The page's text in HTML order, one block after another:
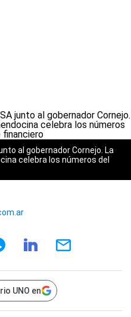
al gobernador Cornejo. La
celebra los números del
UNO en